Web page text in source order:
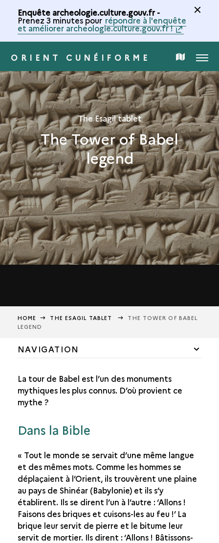
Enquête archeologie.culture.gouv.fr -
Prenez 3 minutes pour répondre à l'enquête
et améliorer archeologie.culture.gouv.fr !
ORIENT CUNÉIFORME MAP
OF
THE
COLLECTION
MENU
The Esagil tablet
The Tower of Babel
legend
HOME THE ESAGIL TABLET
THE TOWER OF BABEL
LEGEND
NAVIGATION
WHAT DOES THE TABLET TELL US?
MESOPOTAMIAN MATHEMATICS
THE ARCHITECTURE OF THE ZIGGURAT
La tour de Babel est l’un des monuments
mythiques les plus connus. D’où provient ce
mythe ?
Dans la Bible
« Tout le monde se servait d’une même langue
et des mêmes mots. Comme les hommes se
déplaçaient à l’Orient, ils trouvèrent une plaine
au pays de Shinéar (Babylonie) et ils s’y
établirent. Ils se dirent l’un à l’autre : ‘Allons !
Faisons des briques et cuisons-les au feu !’ La
brique leur servit de pierre et le bitume leur
servit de mortier. Ils dirent : ‘Allons ! Bâtissons-